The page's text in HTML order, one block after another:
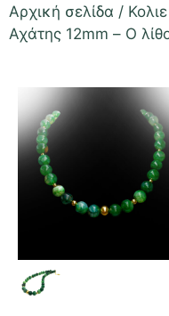
Αρχική σελίδα / Κολιε
Αχάτης 12mm – Ο